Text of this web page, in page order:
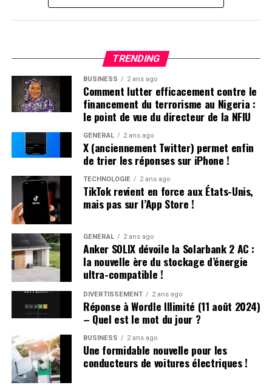
impliquant trois hommes. L’un des participants, avec
des marques visibles sur son manteau, a déclaré avoir
été attaqué au couteau par les deux autres. Ces derniers
ont rejeté les accusations lors de leur interrogatoire.
Déjà sous le coup d’une obligation de quitter le
accompagnée d’une assignation à résidence. La victime
n’a pas porté plainte et était introuvable à son domicile.
Affrontements et Tentative de Vol :
Comparution au Tribunal en Avril
Un autre incident s’est produit à Villeneuve-sur-Lot où
plusieurs individus se sont battus après avoir reçu des
menaces liées à un vol automobile avorté. Le parquet a
décidé de poursuivre trois passagers en leur proposant
une comparution sur reconnaissance préalable de
culpabilité (CRPC). Ils devront se présenter devant le
tribunal local fin avril.
TRENDING
BUSINESS 2 ans ago
Comment lutter efficacement contre le
financement du terrorisme au Nigeria :
le point de vue du directeur de la NFIU
GÉNÉRAL 2 ans ago
X (anciennement Twitter) permet enfin
de trier les réponses sur iPhone !
TECHNOLOGIE 2 ans ago
TikTok revient en force aux États-Unis,
mais pas sur l’App Store !
GÉNÉRAL 2 ans ago
Anker SOLIX dévoile la Solarbank 2 AC :
la nouvelle ère du stockage d’énergie
ultra-compatible !
DIVERTISSEMENT 2 ans ago
Réponse à Wordle Illimité (11 août 2024)
– Quel est le mot du jour ?
BUSINESS 2 ans ago
Une formidable nouvelle pour les
conducteurs de voitures électriques !